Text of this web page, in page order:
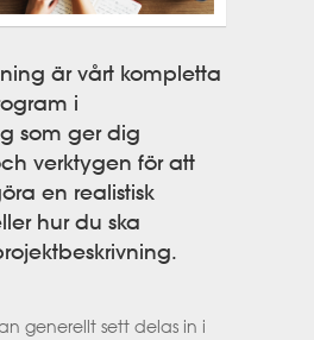
är vårt kompletta
i
som ger dig
verktygen för att
en realistisk
hur du ska
generellt sett delas in i